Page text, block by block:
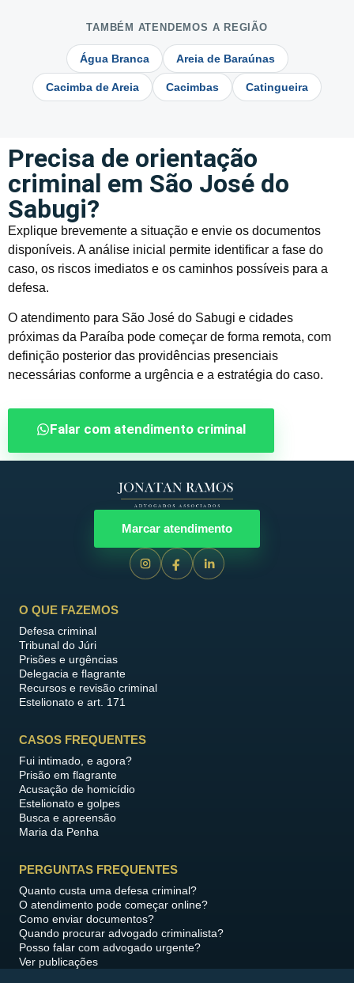
TAMBÉM ATENDEMOS A REGIÃO
Água Branca Areia de Baraúnas
Cacimba de Areia Cacimbas Catingueira
Precisa de orientação
criminal em São José do
Sabugi?
Explique brevemente a situação e envie os documentos
disponíveis. A análise inicial permite identificar a fase do
caso, os riscos imediatos e os caminhos possíveis para a
defesa.
O atendimento para São José do Sabugi e cidades
próximas da Paraíba pode começar de forma remota, com
definição posterior das providências presenciais
necessárias conforme a urgência e a estratégia do caso.
Falar com atendimento criminal
Marcar atendimento
O QUE FAZEMOS
Defesa criminal
Tribunal do Júri
Prisões e urgências
Delegacia e flagrante
Recursos e revisão criminal
Estelionato e art. 171
CASOS FREQUENTES
Fui intimado, e agora?
Prisão em flagrante
Acusação de homicídio
Estelionato e golpes
Busca e apreensão
Maria da Penha
PERGUNTAS FREQUENTES
Quanto custa uma defesa criminal?
O atendimento pode começar online?
Como enviar documentos?
Quando procurar advogado criminalista?
Posso falar com advogado urgente?
Ver publicações